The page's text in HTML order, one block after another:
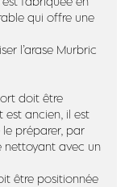
qui offre une
l’arase Murbric
doit être
est ancien, il est
le préparer, par
nettoyant avec un
être positionnée